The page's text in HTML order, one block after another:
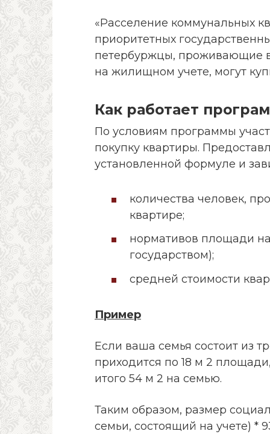
«Расселение коммунальных
приоритетных
петербуржцы, проживающие
на жилищном учете, могут
Как работает
По условиям программы
покупку квартиры.
установленной формуле и
количества человек,
квартире;
нормативов площади
государством);
средней стоимости
Пример
Если ваша семья состоит из
приходится по 18 м 2
итого 54 м 2 на семью.
Таким образом, размер
семьи, состоящий на учете) *